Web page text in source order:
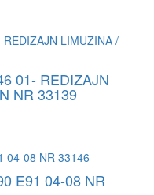
01- REDIZAJN
NR 33139
E91 04-08 NR